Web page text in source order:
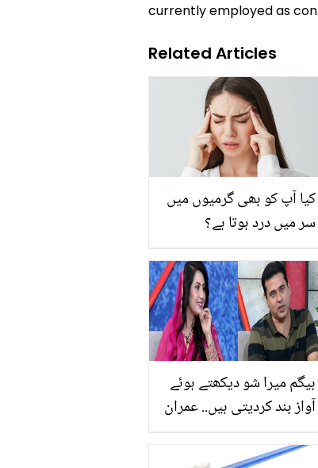
currently employed as
Related Articles
کیا آپ کو بھی گرمیوں میں
سر میں درد ہوتا ہے؟
بیگم میرا شو دیکھتے ہوئے
آواز بند کردیتی ہیں.. عمران
متعلق چند دلچسپ حقائق